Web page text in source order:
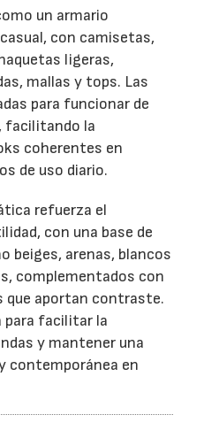
un armario
con camisetas,
ligeras,
mallas y tops. Las
para funcionar de
facilitando la
coherentes en
de uso diario.
refuerza el
con una base de
beiges, arenas, blancos
complementados con
que aportan contraste.
para facilitar la
y mantener una
contemporánea en